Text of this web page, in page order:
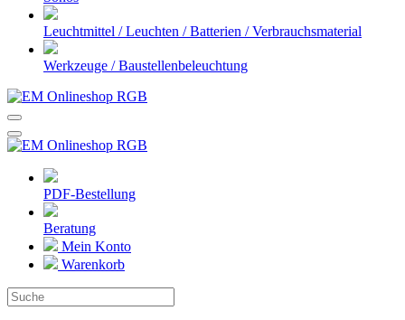
Leuchtmittel / Leuchten / Batterien / Verbrauchsmaterial
Werkzeuge / Baustellenbeleuchtung
PDF-Bestellung
Beratung
Mein Konto
Warenkorb